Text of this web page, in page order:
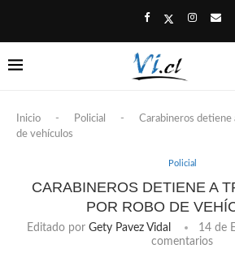
Inicio - Policial -
Carabineros
de vehículos
Policial
CARABINEROS DETIENE A
POR ROBO DE
Editado por Gety Pavez Vidal 14 de
comentarios